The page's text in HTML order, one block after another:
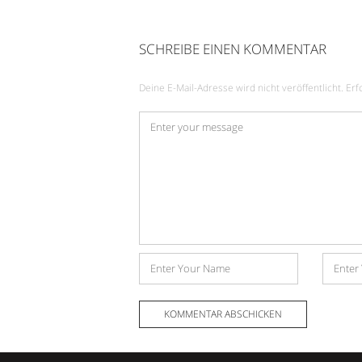
SCHREIBE EINEN KOMMENTAR
Deine E-Mail-Adresse wird nicht veröffentlicht.
Kommentar
Name
Mail-